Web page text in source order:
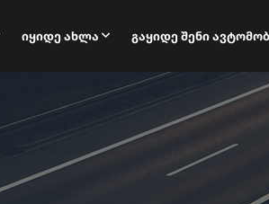
Იყიდე Ახლა Გაყიდე Შენი